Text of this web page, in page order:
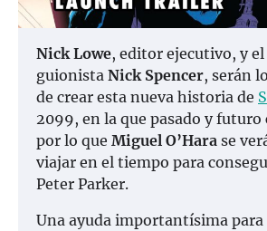
Nick Lowe, editor ejecutivo, y el
guionista Nick Spencer, serán
de crear esta nueva historia de
2099, en la que pasado y
por lo que Miguel O’Hara se
viajar en el tiempo para
Peter Parker.
Una ayuda importantísima para